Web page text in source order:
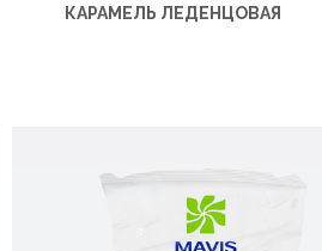
КАРАМЕЛЬ ЛЕДЕНЦОВАЯ